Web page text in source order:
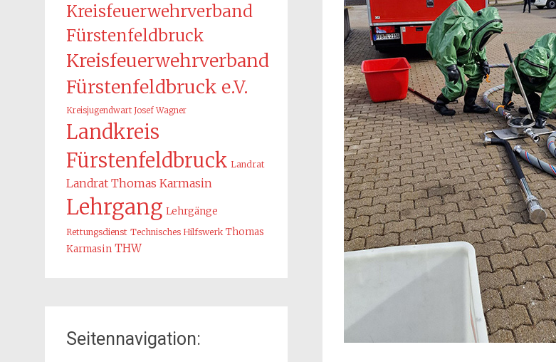
Kreisfeuerwehrverband
Fürstenfeldbruck
Kreisfeuerwehrverband
Fürstenfeldbruck e.V.
Kreisjugendwart Josef Wagner
Landkreis
Fürstenfeldbruck Landrat
Landrat Thomas Karmasin
Lehrgang Lehrgänge
Rettungsdienst Technisches Hilfswerk Thomas
Karmasin THW
Seitennavigation: